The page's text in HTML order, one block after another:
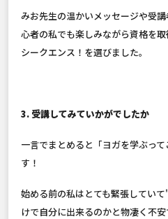
みお先生の温かいメッセージや受
心者の私でも楽しみながら資格を
シークエンス！を選びました。
3. 受講してみていかがでしたか
一言でまとめると「ヨガを学ぶっ
す！
始める前の私はとても緊張してい
けで自分に出来るのかと物凄く不安